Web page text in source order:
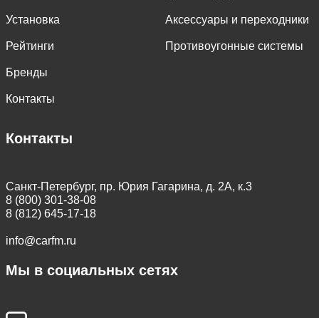
Установка
Рейтинги
Бренды
Контакты
Аксессуары и переходники
Противоугонные системы
Контакты
Санкт-Петербург, пр. Юрия Гагарина, д. 2А, к.3
8 (800) 301-38-08
8 (812) 645-17-18
info@carfm.ru
Мы в социальных сетях